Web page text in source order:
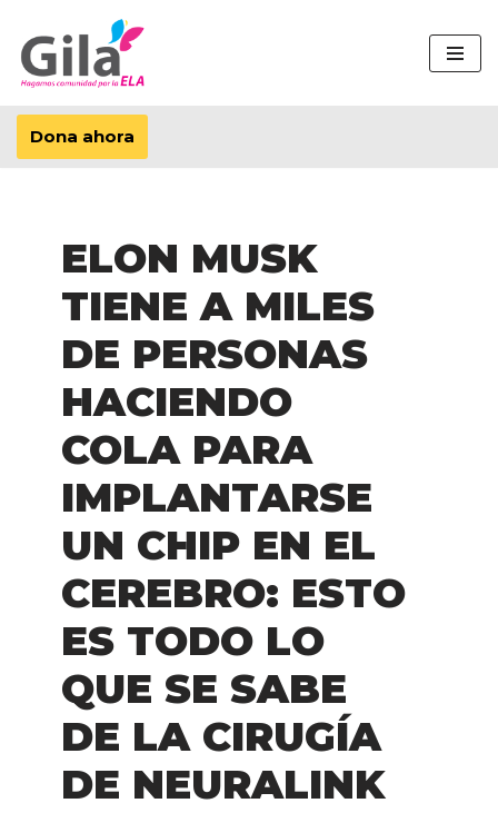
Saltar
al
contenido
Dona ahora
ELON MUSK
TIENE A MILES
DE PERSONAS
HACIENDO
COLA PARA
IMPLANTARSE
UN CHIP EN EL
CEREBRO: ESTO
ES TODO LO
QUE SE SABE
DE LA CIRUGÍA
DE NEURALINK